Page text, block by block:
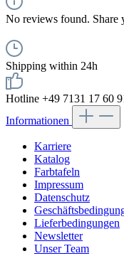
No reviews found. Share
Shipping within 24h
Hotline +49 7131 17 60
Informationen
Karriere
Katalog
Farbtafeln
Impressum
Datenschutz
Lieferbedingungen
Newsletter
Unser Team